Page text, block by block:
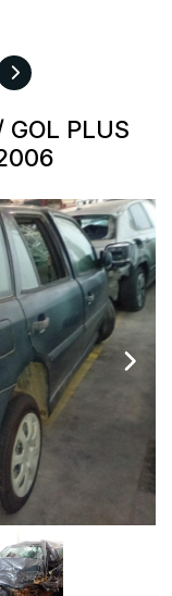
GOL PLUS